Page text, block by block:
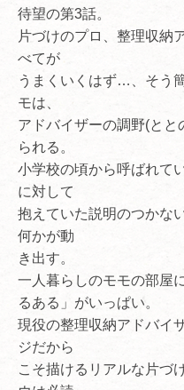
待望の第3話。
片づけのプロ、整理収納
べてが
うまくいくはず…、そう
モは、
アドバイザーの調野(と
られる。
小学校の頃から呼ばれて
に対して
抱えていた説明のつかな
何かが動
き出す。
一人暮らしのモモの部屋
るある」がいっぱい。
現役の整理収納アドバイ
ジだから
こそ描けるリアルな片づ